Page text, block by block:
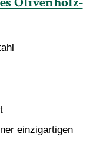
einzigartigen